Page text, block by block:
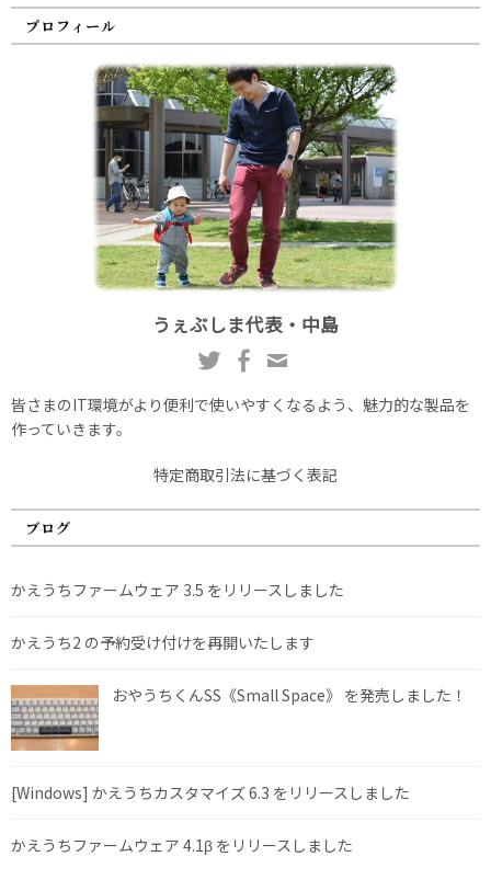
プロフィール
うぇぶしま代表・中島
皆さまのIT環境がより便利で使いやすくなるよう、魅力的な製品を
作っていきます。
特定商取引法に基づく表記
ブログ
かえうちファームウェア 3.5 をリリースしました
かえうち2 の予約受け付けを再開いたします
おやうちくんSS《Small Space》 を発売しました！
[Windows] かえうちカスタマイズ 6.3 をリリースしました
かえうちファームウェア 4.1β をリリースしました